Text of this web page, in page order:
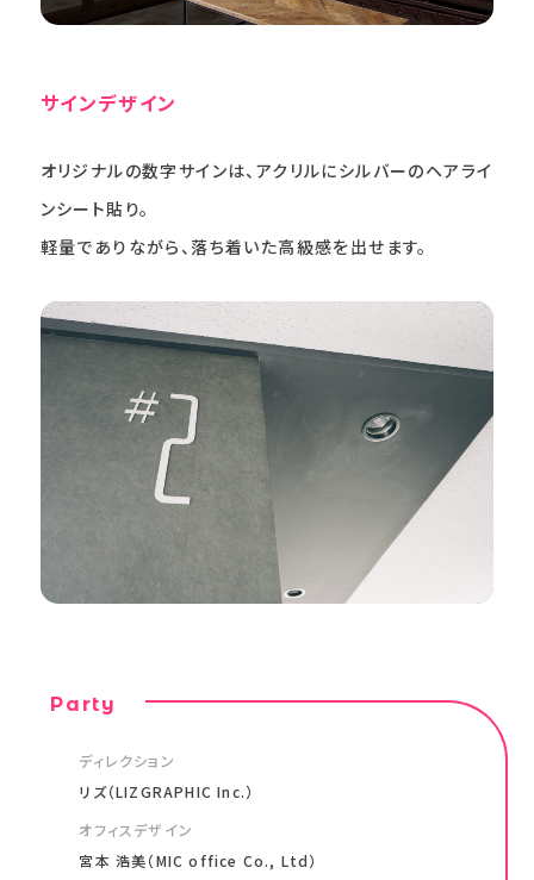
サインデザイン
オリジナルの数字サインは、アクリルにシルバーのヘアライ
ンシート貼り。
軽量でありながら、落ち着いた高級感を出せます。
Party
ディレクション
リズ（LIZGRAPHIC Inc.）
オフィスデザイン
宮本 浩美（MIC office Co., Ltd）